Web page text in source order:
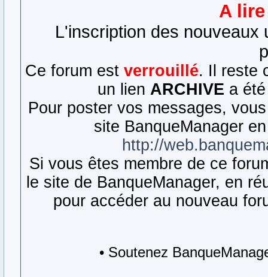
A
L'inscription des
Ce forum est verrouillé. Il reste
un lien ARCHIVE a
Pour poster vos messages,
site BanqueManager
http://
Si vous êtes membre de ce
le site de BanqueManager, en
pour accéder au nouveau
• Soutenez